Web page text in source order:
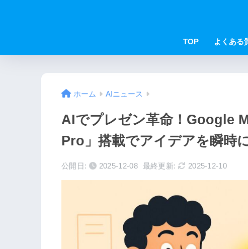
TOP よくある
ホーム AIニュース
AIでプレゼン革命！Google
Pro」搭載でアイデアを瞬時
公開日: 2025-12-08 最終更新: 2025-12-10